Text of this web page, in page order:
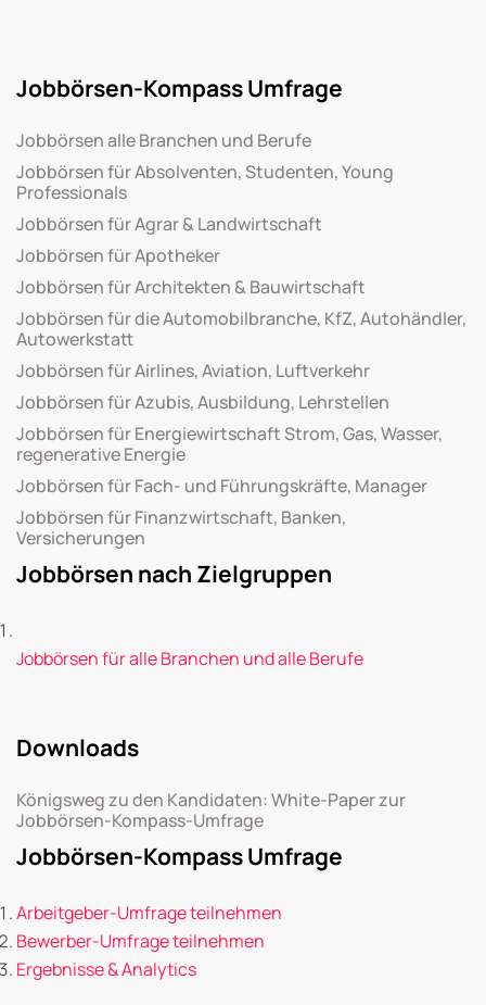
Jobbörsen-Kompass Umfrage
Jobbörsen alle Branchen und Berufe
Jobbörsen für Absolventen, Studenten, Young
Professionals
Jobbörsen für Agrar & Landwirtschaft
Jobbörsen für Apotheker
Jobbörsen für Architekten & Bauwirtschaft
Jobbörsen für die Automobilbranche, KfZ, Autohändler,
Autowerkstatt
Jobbörsen für Airlines, Aviation, Luftverkehr
Jobbörsen für Azubis, Ausbildung, Lehrstellen
Jobbörsen für Energiewirtschaft Strom, Gas, Wasser,
regenerative Energie
Jobbörsen für Fach- und Führungskräfte, Manager
Jobbörsen für Finanzwirtschaft, Banken,
Versicherungen
Jobbörsen nach Zielgruppen
Jobbörsen für alle Branchen und alle Berufe
Downloads
Königsweg zu den Kandidaten: White-Paper zur
Jobbörsen-Kompass-Umfrage
Jobbörsen-Kompass Umfrage
Arbeitgeber-Umfrage teilnehmen
Bewerber-Umfrage teilnehmen
Ergebnisse & Analytics